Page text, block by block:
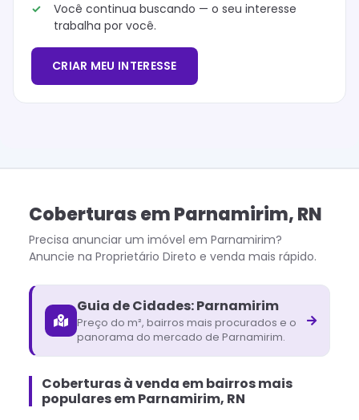
Você continua buscando — o seu interesse
trabalha por você.
CRIAR MEU INTERESSE
CoberturasemParnamirim,RN
Precisa anunciar um imóvel em Parnamirim?
Anuncie na Proprietário Direto e venda mais rápido.
Guia de Cidades:Parnamirim
Preço do m², bairros mais procurados e o
panorama do mercado de Parnamirim.
Coberturas à venda em bairros mais
populares em Parnamirim, RN